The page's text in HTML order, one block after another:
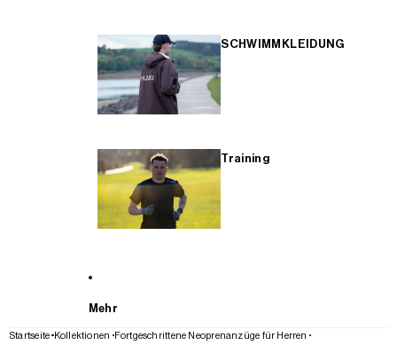
SCHWIMMKLEIDUNG
Training
Mehr
Startseite Kollektionen Fortgeschrittene Neoprenanzüge für Herren